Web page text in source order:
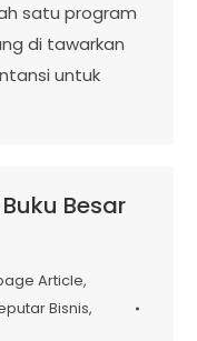
satu program
di tawarkan
untuk
Besar
Article,
Bisnis,